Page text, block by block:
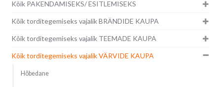
Kõik PAKENDAMISEKS/ ESITLEMISEKS
Kõik torditegemiseks vajalik BRÄNDIDE KAUPA
Kõik torditegemiseks vajalik TEEMADE KAUPA
Kõik torditegemiseks vajalik VÄRVIDE KAUPA
Hõbedane